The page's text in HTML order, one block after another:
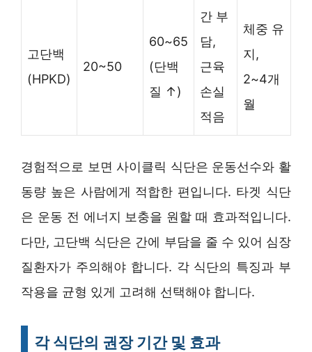
고단백
(HPKD)
20~50
60~65
(단백
질 ↑)
간 부
담,
근육
손실
적음
체중 유
지,
2~4개
월
경험적으로 보면 사이클릭 식단은 운동선수와 활
동량 높은 사람에게 적합한 편입니다. 타겟 식단
은 운동 전 에너지 보충을 원할 때 효과적입니다.
다만, 고단백 식단은 간에 부담을 줄 수 있어 심장
질환자가 주의해야 합니다. 각 식단의 특징과 부
작용을 균형 있게 고려해 선택해야 합니다.
각 식단의 권장 기간 및 효과